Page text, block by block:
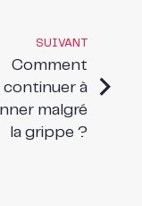
SUIVANT
Comment
continuer à
malgré
la grippe ?